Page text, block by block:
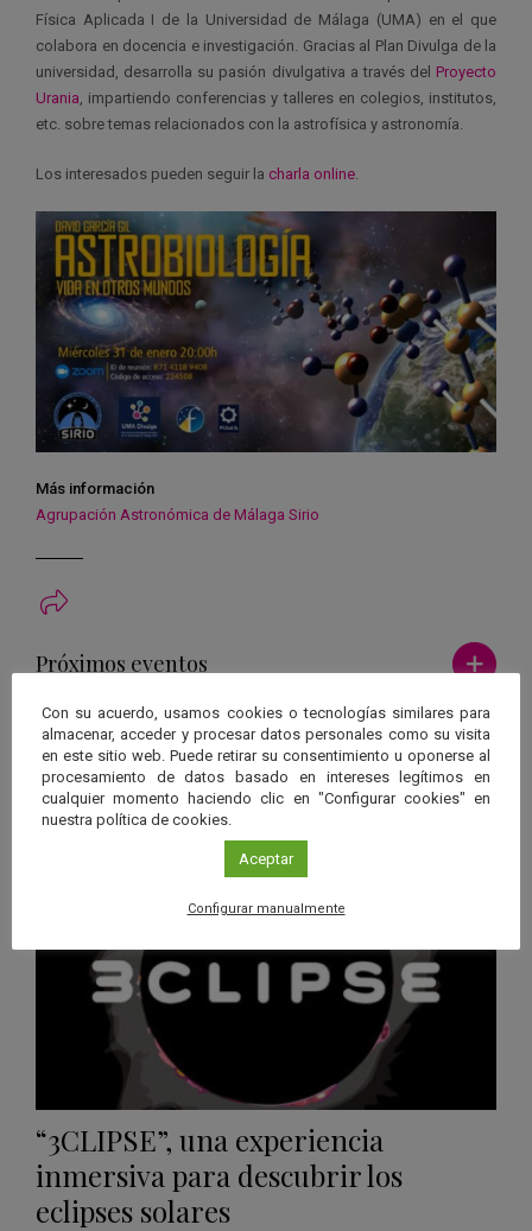
Física Aplicada I de la Universidad de Málaga (UMA) en el que
colabora en docencia e investigación. Gracias al Plan Divulga de la
universidad, desarrolla su pasión divulgativa a través del Proyecto
Urania , impartiendo conferencias y talleres en colegios, institutos,
etc. sobre temas relacionados con la astrofísica y astronomía.
Los interesados pueden seguir la charla online
Más información
Agrupación Astronómica de Málaga Sirio
Próximos eventos Ver más
26 JUN 2026 - 26 ENE 2028
Eclipse,Planetario/Gérgal,Granada,
Málaga,Sevilla
en
“3CLIPSE”, una experiencia
inmersiva para descubrir los
eclipses solares
Con su acuerdo, usamos cookies o tecnologías similares para
almacenar, acceder y procesar datos personales como su visita
en este sitio web. Puede retirar su consentimiento u oponerse al
procesamiento de datos basado en intereses legítimos en
cualquier momento haciendo clic en "Configurar cookies" en
nuestra política de cookies.
Aceptar
Configurar manualmente